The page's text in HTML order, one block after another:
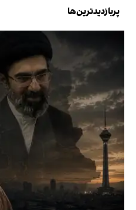
پربازدیدترین‌ها